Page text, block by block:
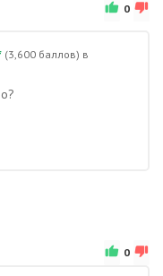
0
(3,600 баллов) в
0